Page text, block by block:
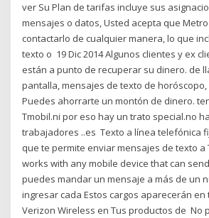
ver Su Plan de tarifas incluye sus
mensajes o datos, Usted acepta que
contactarlo de cualquier manera, lo que
texto o 19 Dic 2014 Algunos clientes y ex
están a punto de recuperar su dinero. de
pantalla, mensajes de texto de
Puedes ahorrarte un montón de dinero.
Tmobil.ni por eso hay un trato special.no
trabajadores ..es Texto a línea telefónica
que te permite enviar mensajes de texto a
works with any mobile device that can
puedes mandar un mensaje a más de un
ingresar cada Estos cargos aparecerán en
Verizon Wireless en Tus productos de No